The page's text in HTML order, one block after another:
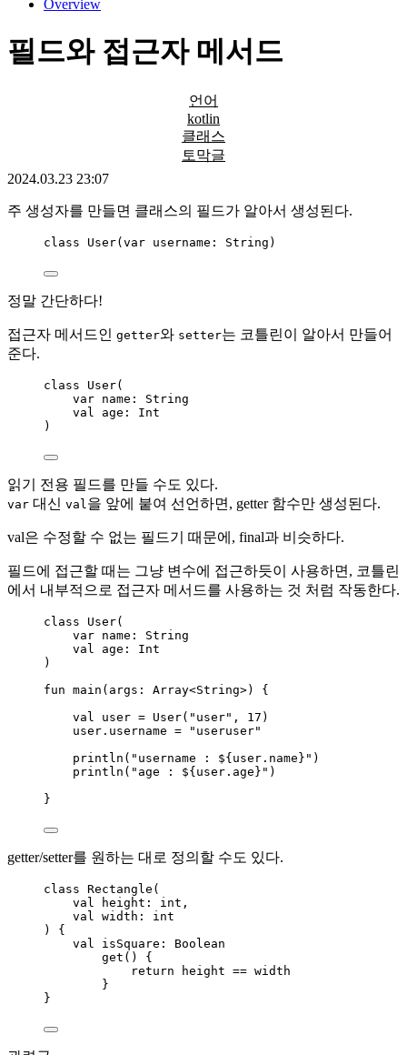
Overview
필드와 접근자 메서드
언어
kotlin
클래스
토막글
2024.03.23 23:07
주 생성자를 만들면 클래스의 필드가 알아서 생성된다.
class User(var username: String)
정말 간단하다!
접근자 메서드인 getter와 setter는 코틀린이 알아서 만들어
준다.
class User(
var name: String
val
age: Int
)
읽기 전용 필드를 만들 수도 있다.
var 대신 val 을 앞에 붙여 선언하면, getter 함수만 생성된다.
val은 수정할 수 없는 필드기 때문에, final과 비슷하다.
필드에 접근할 때는 그냥 변수에 접근하듯이 사용하면, 코틀린
에서 내부적으로 접근자 메서드를 사용하는 것 처럼 작동한다.
class User(
var name: String
val
age: Int
)
fun main (args: Array<String>) {
val
user = User( "user" , 17 )
user.username =
"useruser"
println ( "username : ${user.name}" )
println ( "age : ${user.age}" )
}
getter/setter를 원하는 대로 정의할 수도 있다.
class Rectangle(
val
height: int,
val
width: int
) {
val
isSquare: Boolean
get () {
return height == width
}
}